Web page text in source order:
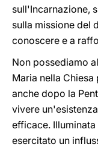
sull'Incarnazione,
sulla missione del
conoscere e a
Non possediamo
Maria nella
anche dopo la
vivere
efficace.
esercitato un